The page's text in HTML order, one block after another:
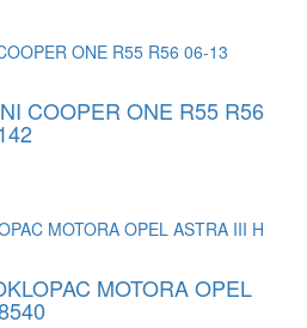
COOPER ONE R55 R56
MOTORA OPEL